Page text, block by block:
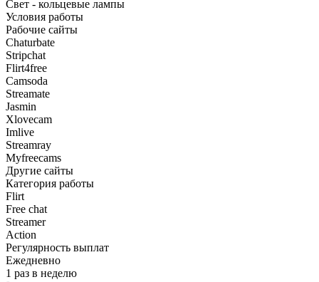
Свет - кольцевые лампы
Условия работы
Рабочие сайты
Chaturbate
Stripchat
Flirt4free
Camsoda
Streamate
Jasmin
Xlovecam
Imlive
Streamray
Myfreecams
Другие сайты
Категория работы
Flirt
Free chat
Streamer
Action
Регулярность выплат
Ежедневно
1 раз в неделю